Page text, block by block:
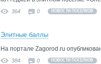
364 0 НОВОСТИ ПОСЕЛКОВ
Элитные баллы
На портале Zagorod.ru
384 0 НОВОСТИ ПОСЕЛКОВ